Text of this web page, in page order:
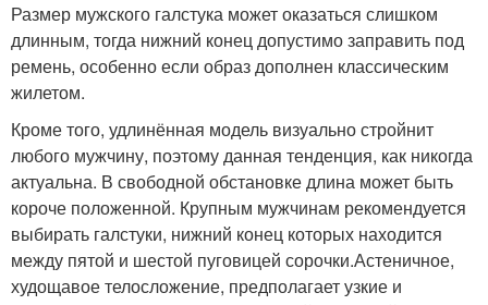
Размер мужского галстука может оказаться слишком
длинным, тогда нижний конец допустимо заправить под
ремень, особенно если образ дополнен классическим
жилетом.
Кроме того, удлинённая модель визуально стройнит
любого мужчину, поэтому данная тенденция, как никогда
актуальна. В свободной обстановке длина может быть
короче положенной. Крупным мужчинам рекомендуется
выбирать галстуки, нижний конец которых находится
между пятой и шестой пуговицей сорочки.Астеничное,
худощавое телосложение, предполагает узкие и